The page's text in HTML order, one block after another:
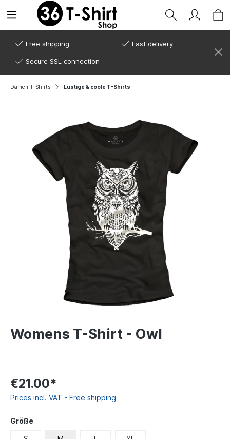
Free shipping Fast delivery
Secure SSL connection
Damen T-Shirts Lustige & coole T-Shirts
Womens T-Shirt - Owl
€21.00*
Prices incl. VAT - Free shipping
Größe